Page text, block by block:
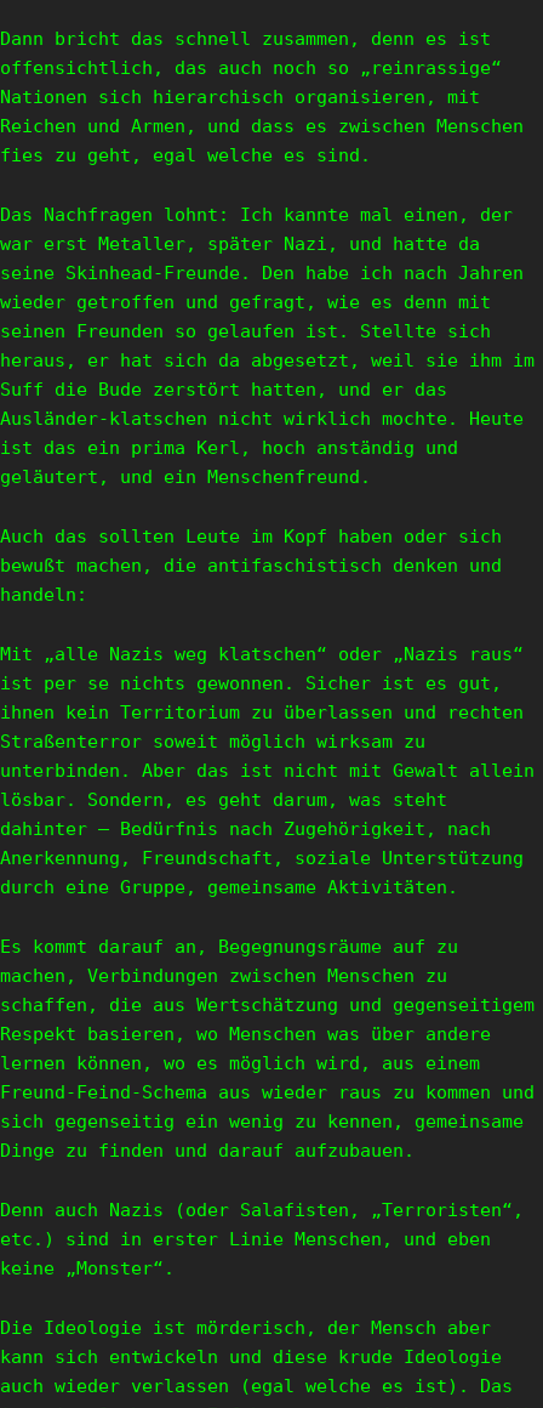
Dann bricht das schnell zusammen, denn es ist
offensichtlich, das auch noch so „reinrassige“
Nationen sich hierarchisch organisieren, mit
Reichen und Armen, und dass es zwischen Menschen
fies zu geht, egal welche es sind.
Das Nachfragen lohnt: Ich kannte mal einen, der
war erst Metaller, später Nazi, und hatte da
seine Skinhead-Freunde. Den habe ich nach Jahren
wieder getroffen und gefragt, wie es denn mit
seinen Freunden so gelaufen ist. Stellte sich
heraus, er hat sich da abgesetzt, weil sie ihm im
Suff die Bude zerstört hatten, und er das
Ausländer-klatschen nicht wirklich mochte. Heute
ist das ein prima Kerl, hoch anständig und
geläutert, und ein Menschenfreund.
Auch das sollten Leute im Kopf haben oder sich
bewußt machen, die antifaschistisch denken und
handeln:
Mit „alle Nazis weg klatschen“ oder „Nazis raus“
ist per se nichts gewonnen. Sicher ist es gut,
ihnen kein Territorium zu überlassen und rechten
Straßenterror soweit möglich wirksam zu
unterbinden. Aber das ist nicht mit Gewalt allein
lösbar. Sondern, es geht darum, was steht
dahinter – Bedürfnis nach Zugehörigkeit, nach
Anerkennung, Freundschaft, soziale Unterstützung
durch eine Gruppe, gemeinsame Aktivitäten.
Es kommt darauf an, Begegnungsräume auf zu
machen, Verbindungen zwischen Menschen zu
schaffen, die aus Wertschätzung und gegenseitigem
Respekt basieren, wo Menschen was über andere
lernen können, wo es möglich wird, aus einem
Freund-Feind-Schema aus wieder raus zu kommen und
sich gegenseitig ein wenig zu kennen, gemeinsame
Dinge zu finden und darauf aufzubauen.
Denn auch Nazis (oder Salafisten, „Terroristen“,
etc.) sind in erster Linie Menschen, und eben
keine „Monster“.
Die Ideologie ist mörderisch, der Mensch aber
kann sich entwickeln und diese krude Ideologie
auch wieder verlassen (egal welche es ist). Das